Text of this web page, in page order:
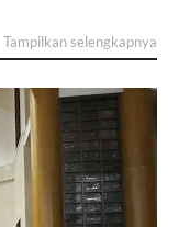
Tampilkan selengkapnya